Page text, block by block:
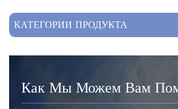
КАТЕГОРИИ ПРОДУКТА
Как Мы Можем Вам